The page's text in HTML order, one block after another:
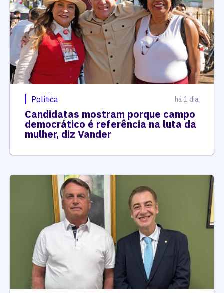
Política há 1 dia
Candidatas mostram porque campo
democrático é referência na luta da
mulher, diz Vander